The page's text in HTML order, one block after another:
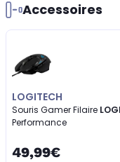
Accessoires
LOGITECH
Souris Gamer Filaire
Performance
49,99€